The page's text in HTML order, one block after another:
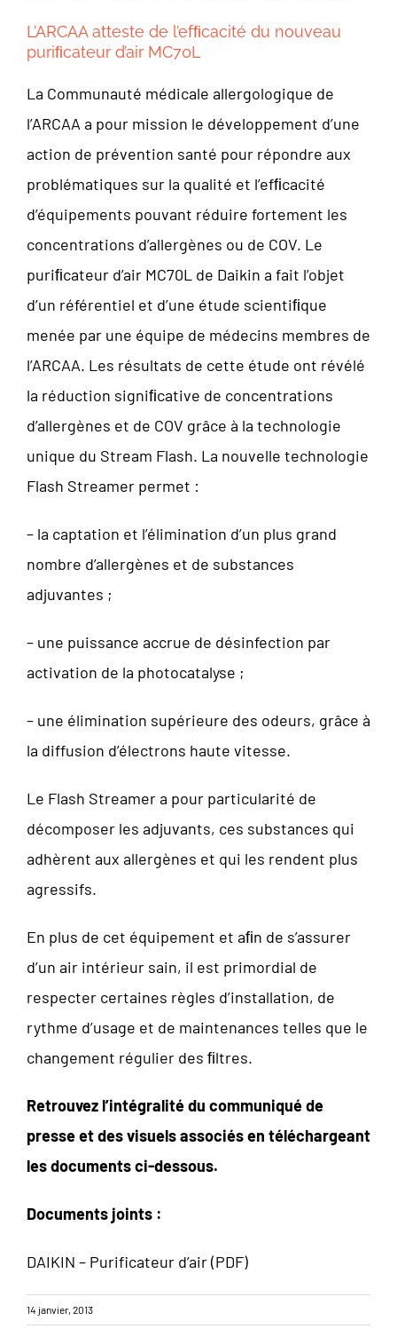
L’ARCAA atteste de l’efﬁcacité du nouveau
puriﬁcateur d’air MC70L
La Communauté médicale allergologique de
l’ARCAA a pour mission le développement d’une
action de prévention santé pour répondre aux
problématiques sur la qualité et l’efﬁcacité
d’équipements pouvant réduire fortement les
concentrations d’allergènes ou de COV. Le
puriﬁcateur d’air MC70L de Daikin a fait l’objet
d’un référentiel et d’une étude scientiﬁque
menée par une équipe de médecins membres de
l’ARCAA. Les résultats de cette étude ont révélé
la réduction signiﬁcative de concentrations
d’allergènes et de COV grâce à la technologie
unique du Stream Flash. La nouvelle technologie
Flash Streamer permet :
– la captation et l’élimination d’un plus grand
nombre d’allergènes et de substances
adjuvantes ;
– une puissance accrue de désinfection par
activation de la photocatalyse ;
– une élimination supérieure des odeurs, grâce à
la diffusion d’électrons haute vitesse.
Le Flash Streamer a pour particularité de
décomposer les adjuvants, ces substances qui
adhèrent aux allergènes et qui les rendent plus
agressifs.
En plus de cet équipement et aﬁn de s’assurer
d’un air intérieur sain, il est primordial de
respecter certaines règles d’installation, de
rythme d’usage et de maintenances telles que le
changement régulier des ﬁltres.
Retrouvez l’intégralité du communiqué de
presse et des visuels associés en téléchargeant
les documents ci-dessous.
Documents joints :
DAIKIN – Purificateur d’air (PDF)
14 janvier, 2013